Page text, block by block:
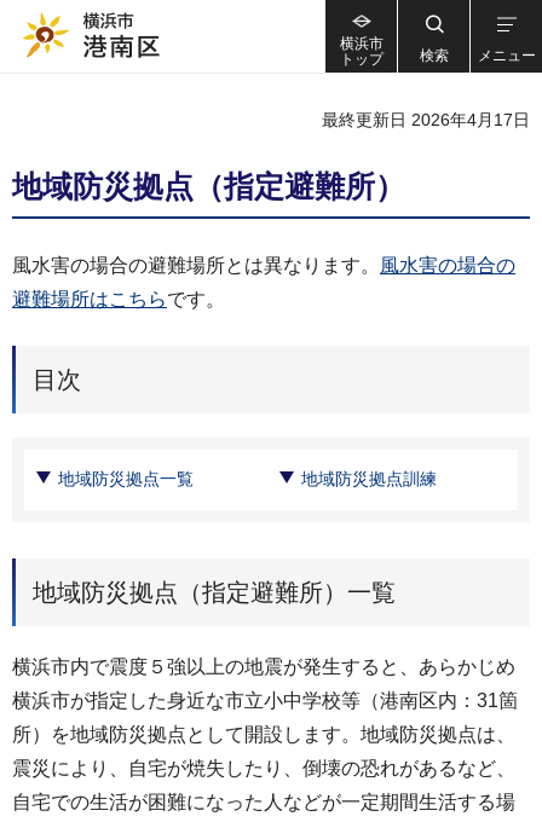
横浜市
トップ
検索 メニュー
最終更新日 2026年4月17日
地域防災拠点（指定避難所）
風水害の場合の避難場所とは異なります。
風水害の場合の
避難場所はこちらです。
目次
地域防災拠点一覧 地域防災拠点訓練
地域防災拠点（指定避難所）一覧
横浜市内で震度５強以上の地震が発生すると、あらかじめ
横浜市が指定した身近な市立小中学校等（港南区内：31箇
所）を地域防災拠点として開設します。地域防災拠点は、
震災により、自宅が焼失したり、倒壊の恐れがあるなど、
自宅での生活が困難になった人などが一定期間生活する場